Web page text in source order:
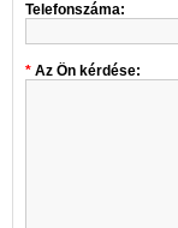
Telefonszáma:
Az Ön kérdése: